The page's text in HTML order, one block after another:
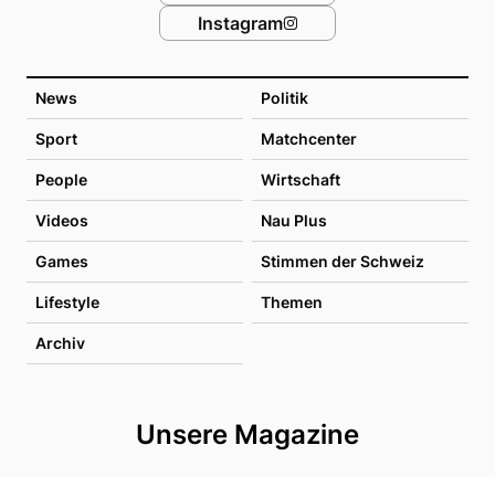
News Politik
Sport Matchcenter
People Wirtschaft
Videos Nau Plus
Games Stimmen der Schweiz
Lifestyle Themen
Archiv
Unsere Magazine
Instagram